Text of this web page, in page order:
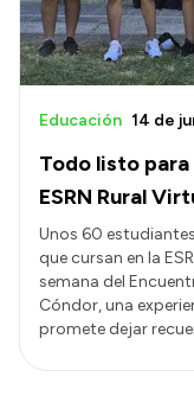
Todo listo
ESRN Rural
Educación 14 de
Unos 60
que cursan en la
semana del
Cóndor, una
promete dejar